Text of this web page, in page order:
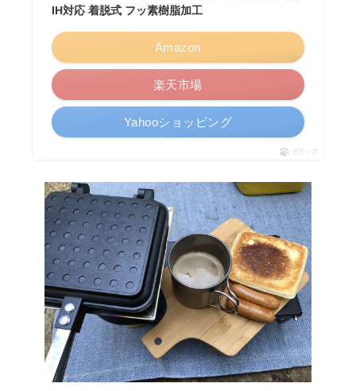
IH対応 着脱式 フッ素樹脂加工
Amazon
楽天市場
Yahooショッピング
ポチップ